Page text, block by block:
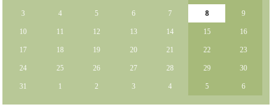
3 4 5 6 7 8 9
10 11 12 13 14 15 16
17 18 19 20 21 22 23
24 25 26 27 28 29 30
31 1 2 3 4 5 6